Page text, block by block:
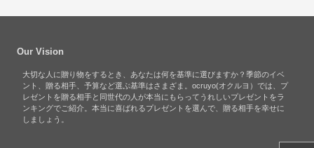
Our Vision
大切な人に贈り物をするとき、あなたは何を基準に選びますか？季節のイベ
ント、贈る相手、予算など選ぶ基準はさまざま。ocruyo(オクルヨ）では、プ
レゼントを贈る相手と同世代の人が本当にもらってうれしいプレゼントをラ
ンキングでご紹介。本当に喜ばれるプレゼントを選んで、贈る相手を幸せに
しましょう。